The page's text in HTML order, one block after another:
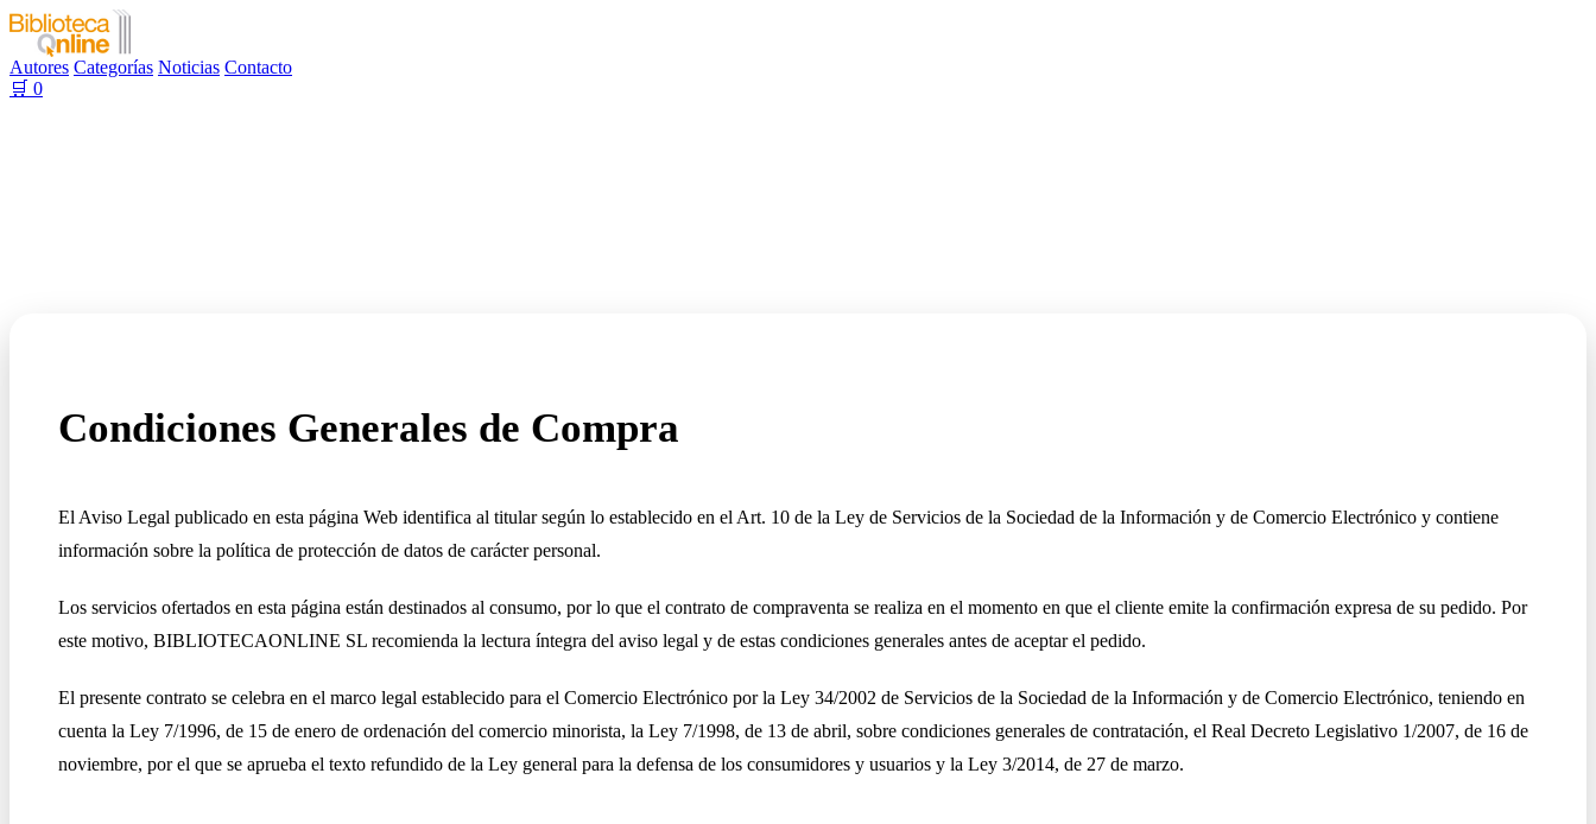
Autores Categorías Noticias Contacto
🛒 0
Condiciones Generales de Compra
El Aviso Legal publicado en esta página Web identifica al titular según lo establecido en el Art. 10 de la Ley de Servicios de la Sociedad de la Información y de Comercio Electrónico y contiene
información sobre la política de protección de datos de carácter personal.
Los servicios ofertados en esta página están destinados al consumo, por lo que el contrato de compraventa se realiza en el momento en que el cliente emite la confirmación expresa de su pedido. Por
este motivo, BIBLIOTECAONLINE SL recomienda la lectura íntegra del aviso legal y de estas condiciones generales antes de aceptar el pedido.
El presente contrato se celebra en el marco legal establecido para el Comercio Electrónico por la Ley 34/2002 de Servicios de la Sociedad de la Información y de Comercio Electrónico, teniendo en
cuenta la Ley 7/1996, de 15 de enero de ordenación del comercio minorista, la Ley 7/1998, de 13 de abril, sobre condiciones generales de contratación, el Real Decreto Legislativo 1/2007, de 16 de
noviembre, por el que se aprueba el texto refundido de la Ley general para la defensa de los consumidores y usuarios y la Ley 3/2014, de 27 de marzo.